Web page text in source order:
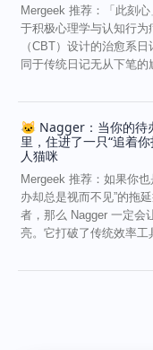
Mergeek 推荐：「此刻
于积极心理学与认知行为
（CBT）设计的治愈系
同于传统日记无从下笔的
🐱 Nagger：当你的待
里，住进了一只“追着
人猫咪
Mergeek 推荐：如果你也
办却总是视而不见”的拖
者，那么 Nagger 一定会
亮。它打破了传统效率工